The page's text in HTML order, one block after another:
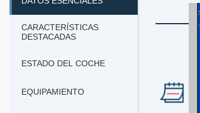
CARACTERÍSTICAS
DESTACADAS
ESTADO DEL COCHE
EQUIPAMIENTO